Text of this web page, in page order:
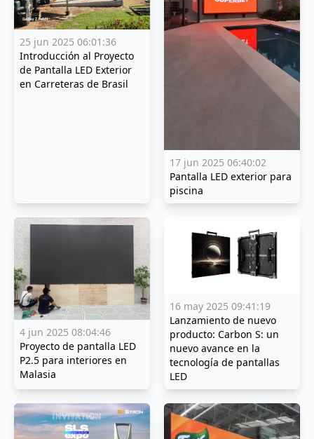
25 jun 2025 06:01:36
Introducción al Proyecto
de Pantalla LED Exterior
en Carreteras de Brasil
17 jun 2025 06:40:02
Pantalla LED exterior para
piscina
4 jun 2025 08:04:46
Proyecto de pantalla LED
P2.5 para interiores en
Malasia
16 may 2025 09:41:19
Lanzamiento de nuevo
producto: Carbon S: un
nuevo avance en la
tecnología de pantallas
LED